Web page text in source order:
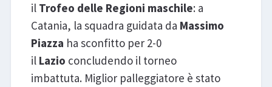
il Trofeo delle Regioni maschile: a
Catania, la squadra guidata da Massimo
Piazza ha sconfitto per 2-0
il Lazio concludendo il torneo
imbattuta. Miglior palleggiatore è stato